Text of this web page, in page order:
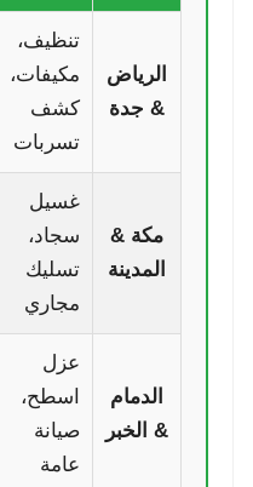
الرياض
& جدة
تنظيف،
مكيفات،
كشف
تسربات
مكة &
المدينة
غسيل
سجاد،
تسليك
مجاري
الدمام
& الخبر
عزل
اسطح،
صيانة
عامة